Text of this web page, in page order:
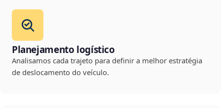
Planejamento logístico
Analisamos cada trajeto para definir a melhor estratégia
de deslocamento do veículo.